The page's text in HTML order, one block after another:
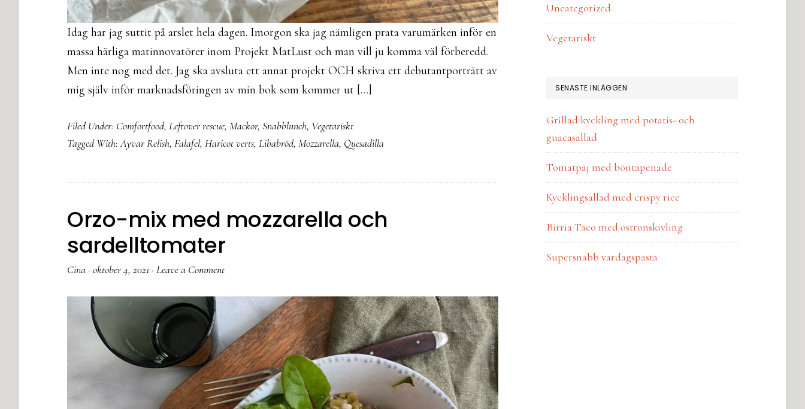
Idag har jag suttit på arslet hela dagen. Imorgon ska jag nämligen prata varumärken inför en
massa härliga matinnovatörer inom Projekt MatLust och man vill ju komma väl förberedd.
Men inte nog med det. Jag ska avsluta ett annat projekt OCH skriva ett debutantporträtt av
mig själv inför marknadsföringen av min bok som kommer ut […]
Filed Under: Comfortfood, Leftover rescue, Mackor, Snabblunch, Vegetariskt
Tagged With:Ayvar Relish, Falafel, Haricot verts, Libabröd, Mozzarella, Quesadilla
Orzo-mix med mozzarella och
sardelltomater
Cina · oktober 4, 2021 · Leave a Comment
Uncategorized
Vegetariskt
SENASTE INLÄGGEN
Grillad kyckling med potatis- och
guacasallad
Tomatpaj med böntapenade
Kycklingsallad med crispy rice
Birria Taco med ostronskivling
Supersnabb vardagspasta